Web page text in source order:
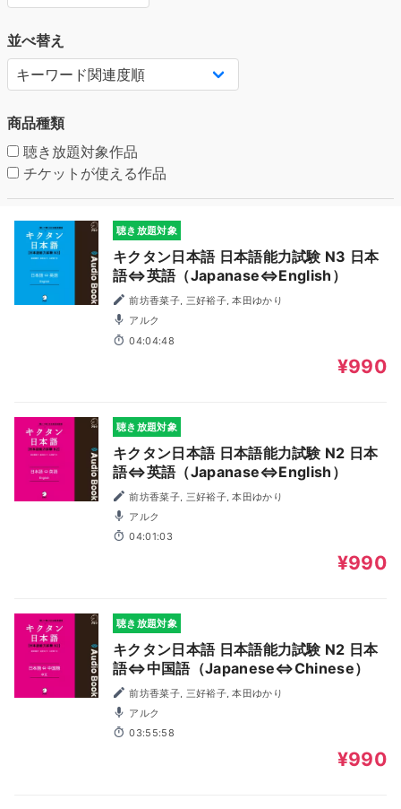
並べ替え
商品種類
聴き放題対象作品
チケットが使える作品
聴き放題対象
キクタン日本語 日本語能力試験 N3 日本
語⇔英語（Japanase⇔English）
前坊香菜子, 三好裕子, 本田ゆかり
アルク
04:04:48
¥990
聴き放題対象
キクタン日本語 日本語能力試験 N2 日本
語⇔英語（Japanase⇔English）
前坊香菜子, 三好裕子, 本田ゆかり
アルク
04:01:03
¥990
聴き放題対象
キクタン日本語 日本語能力試験 N2 日本
語⇔中国語（Japanese⇔Chinese）
前坊香菜子, 三好裕子, 本田ゆかり
アルク
03:55:58
¥990